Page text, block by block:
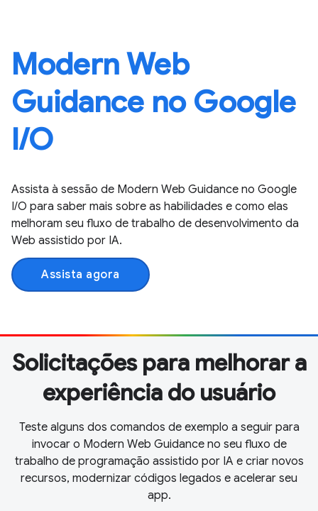
Modern Web
Guidance no Google
I / O
Assista à sessão de Modern Web Guidance no Google
I / O para saber mais sobre as habilidades e como elas
melhoram seu fluxo de trabalho de desenvolvimento da
Web assistido por IA.
Assista agora
Solicitações para melhorar a
experiência do usuário
Teste alguns dos comandos de exemplo a seguir para
invocar o Modern Web Guidance no seu fluxo de
trabalho de programação assistido por IA e criar novos
recursos, modernizar códigos legados e acelerar seu
app.